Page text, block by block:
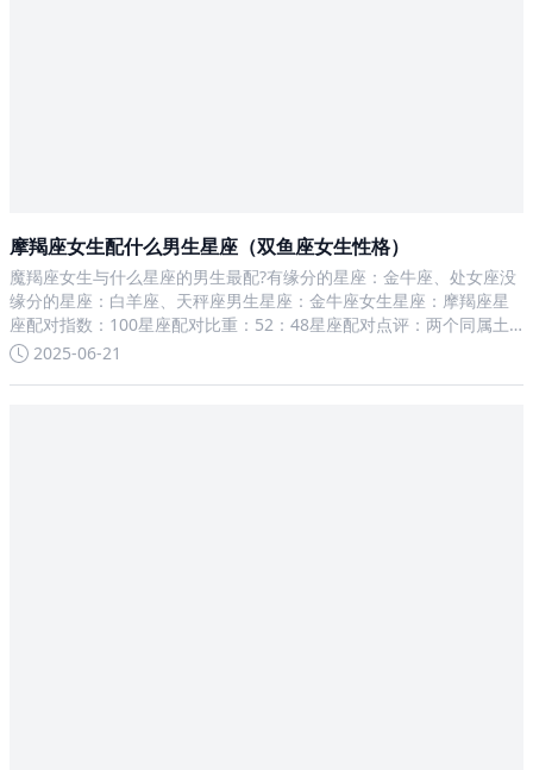
摩羯座女生配什么男生星座（双鱼座女生性格）
魔羯座女生与什么星座的男生最配?有缘分的星座：金牛座、处女座没
缘分的星座：白羊座、天秤座男生星座：金牛座女生星座：摩羯座星
座配对指数：100星座配对比重：52：48星座配对点评：两个同属土
象星座的你们，不会有惊天动地狂风暴雨般的恋情，往往是细水长
2025-06-21